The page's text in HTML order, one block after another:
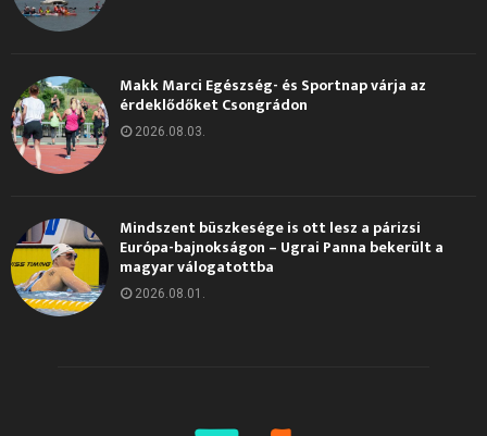
Makk Marci Egészség- és Sportnap várja az
érdeklődőket Csongrádon
2026.08.03.
Mindszent büszkesége is ott lesz a párizsi
Európa-bajnokságon – Ugrai Panna bekerült a
magyar válogatottba
2026.08.01.